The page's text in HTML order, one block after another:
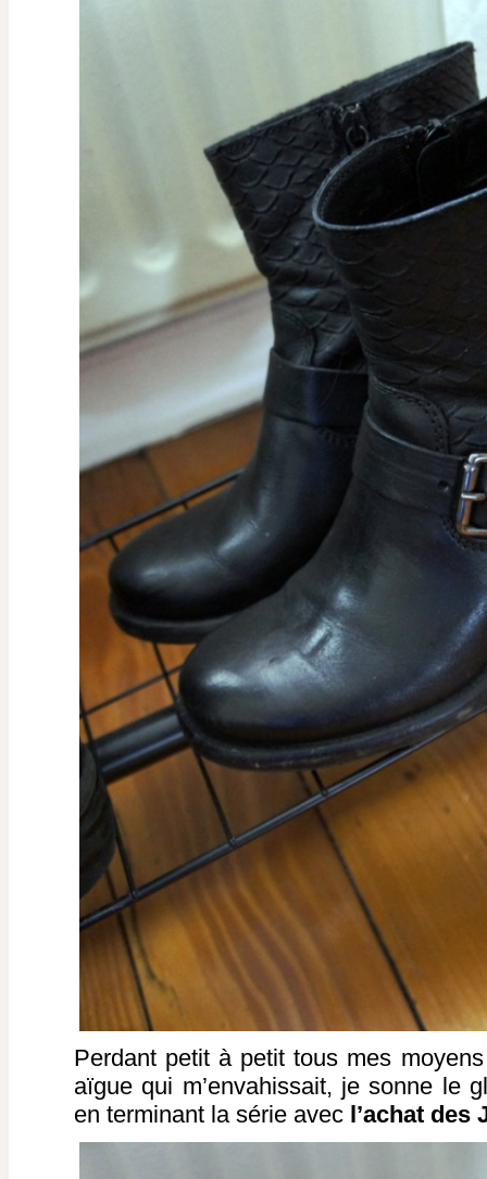
Perdant petit à petit tous mes
aïgue qui m’envahissait, je sonne le
en terminant la série avec l’achat des